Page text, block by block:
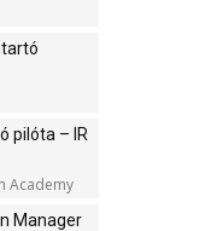
pilóta – IR
Academy
Manager